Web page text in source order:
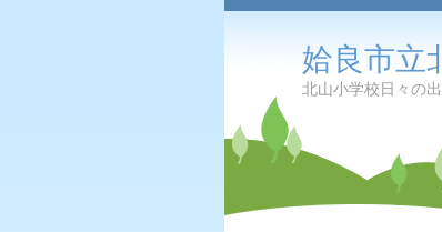
姶良市立
北山小学校日々の